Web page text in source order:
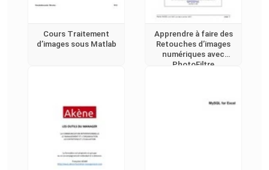
Cours Traitement
d’images sous Matlab
Apprendre à faire des
Retouches d’images
numériques avec
PhotoFiltre